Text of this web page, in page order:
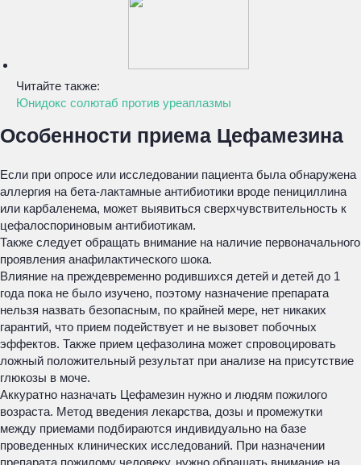
Читайте также:
Юнидокс солютаб против уреаплазмы
Особенности приема Цефамезина
Если при опросе или исследовании пациента была обнаружена
аллергия на бета-лактамные антибиотики вроде пенициллина
или карбаленема, может выявиться сверхчувствительность к
цефалоспориновым антибиотикам.
Также следует обращать внимание на наличие первоначального
проявления анафилактического шока.
Влияние на преждевременно родившихся детей и детей до 1
года пока не было изучено, поэтому назначение препарата
нельзя назвать безопасным, по крайней мере, нет никаких
гарантий, что прием подействует и не вызовет побочных
эффектов. Также прием цефазолина может спровоцировать
ложный положительный результат при анализе на присутствие
глюкозы в моче.
Аккуратно назначать Цефамезин нужно и людям пожилого
возраста. Метод введения лекарства, дозы и промежутки
между приемами подбираются индивидуально на базе
проведенных клинических исследований. При назначении
препарата пожилому человеку, нужно обращать внимание на